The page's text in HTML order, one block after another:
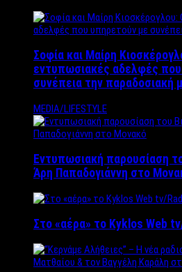
Σοφία και Μαίρη
εντυπωσιακές αδελφές
συνέπεια την παραδοσιακή
MEDIA/LIFESTYLE
Εντυπωσιακή παρουσίαση
Άρη Παπαδογιάννη στο
Στο «αέρα» το Kyklos Web